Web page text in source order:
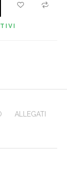
ALLEGATI